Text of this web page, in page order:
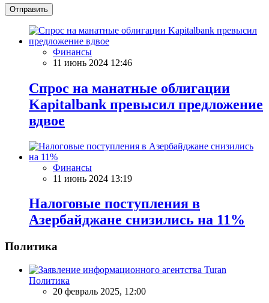
Отправить
Финансы
11 июнь 2024 12:46
Спрос на манатные облигации
Kapitalbank превысил предложение
вдвое
Финансы
11 июнь 2024 13:19
Налоговые поступления в
Азербайджане снизились на 11%
Политика
Политика
20 февраль 2025, 12:00